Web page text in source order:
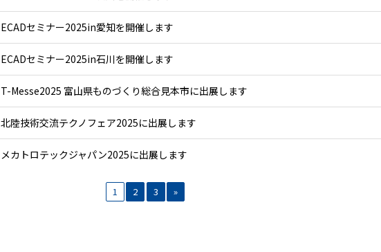
ECADセミナー2025in愛知を開催します
ECADセミナー2025in石川を開催します
T-Messe2025 富山県ものづくり総合見本市に出展します
北陸技術交流テクノフェア2025に出展します
メカトロテックジャパン2025に出展します
1 2 3 »